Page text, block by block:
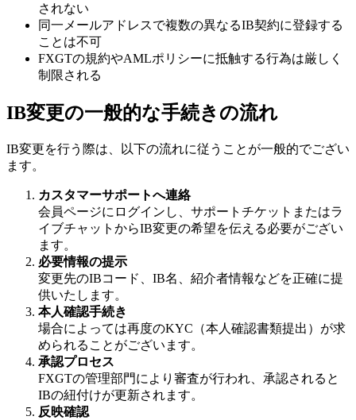
されない
同一メールアドレスで複数の異なるIB契約に登録する
ことは不可
FXGTの規約やAMLポリシーに抵触する行為は厳しく
制限される
IB変更の一般的な手続きの流れ
IB変更を行う際は、以下の流れに従うことが一般的でござい
ます。
カスタマーサポートへ連絡
会員ページにログインし、サポートチケットまたはラ
イブチャットからIB変更の希望を伝える必要がござい
ます。
必要情報の提示
変更先のIBコード、IB名、紹介者情報などを正確に提
供いたします。
本人確認手続き
場合によっては再度のKYC（本人確認書類提出）が求
められることがございます。
承認プロセス
FXGTの管理部門により審査が行われ、承認されると
IBの紐付けが更新されます。
反映確認